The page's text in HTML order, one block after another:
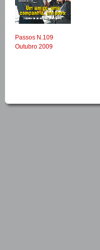
Passos N.109
Outubro 2009